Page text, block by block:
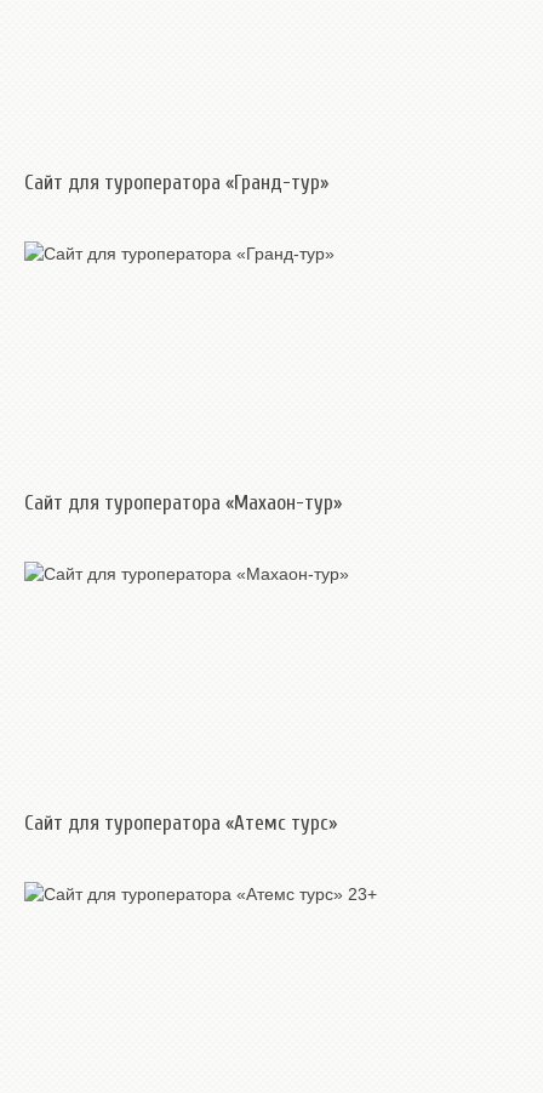
Сайт для туроператора «Гранд-тур»
Сайт для туроператора «Махаон-тур»
Сайт для туроператора «Атемс турс»